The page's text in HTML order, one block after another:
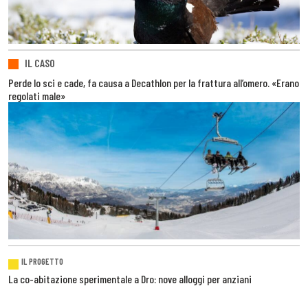
IL CASO
Perde lo sci e cade, fa causa a Decathlon per la frattura all’omero. «Erano
regolati male»
IL PROGETTO
La co-abitazione sperimentale a Dro: nove alloggi per anziani